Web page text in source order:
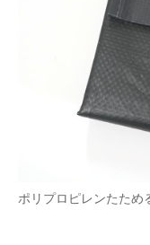
ポリプロピレンたため